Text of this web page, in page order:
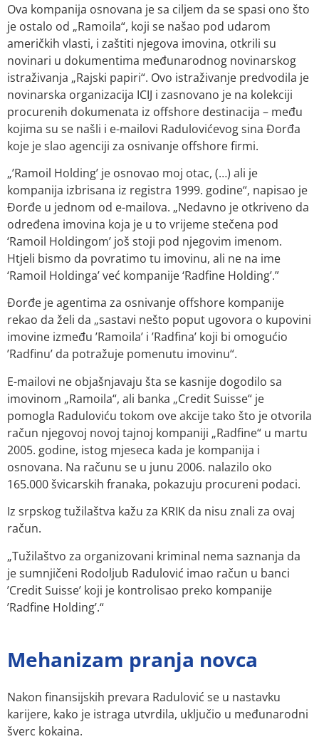
Ova kompanija osnovana je sa ciljem da se spasi ono što
je ostalo od „Ramoila“, koji se našao pod udarom
američkih vlasti, i zaštiti njegova imovina, otkrili su
novinari u dokumentima međunarodnog novinarskog
istraživanja „Rajski papiri“. Ovo istraživanje predvodila je
novinarska organizacija ICIJ i zasnovano je na kolekciji
procurenih dokumenata iz offshore destinacija – među
kojima su se našli i e-mailovi Radulovićevog sina Đorđa
koje je slao agenciji za osnivanje offshore firmi.
„’Ramoil Holding’ je osnovao moj otac, (…) ali je
kompanija izbrisana iz registra 1999. godine“, napisao je
Đorđe u jednom od e-mailova. „Nedavno je otkriveno da
određena imovina koja je u to vrijeme stečena pod
‘Ramoil Holdingom’ još stoji pod njegovim imenom.
Htjeli bismo da povratimo tu imovinu, ali ne na ime
‘Ramoil Holdinga’ već kompanije ‘Radfine Holding’.”
Đorđe je agentima za osnivanje offshore kompanije
rekao da želi da „sastavi nešto poput ugovora o kupovini
imovine između ’Ramoila’ i ’Radfina’ koji bi omogućio
’Radfinu’ da potražuje pomenutu imovinu“.
E-mailovi ne objašnjavaju šta se kasnije dogodilo sa
imovinom „Ramoila“, ali banka „Credit Suisse“ je
pomogla Raduloviću tokom ove akcije tako što je otvorila
račun njegovoj novoj tajnoj kompaniji „Radfine“ u martu
2005. godine, istog mjeseca kada je kompanija i
osnovana. Na računu se u junu 2006. nalazilo oko
165.000 švicarskih franaka, pokazuju procureni podaci.
Iz srpskog tužilaštva kažu za KRIK da nisu znali za ovaj
račun.
„Tužilaštvo za organizovani kriminal nema saznanja da
je sumnjičeni Rodoljub Radulović imao račun u banci
’Credit Suisse’ koji je kontrolisao preko kompanije
’Radfine Holding’.“
Mehanizam pranja novca
Nakon finansijskih prevara Radulović se u nastavku
karijere, kako je istraga utvrdila, uključio u međunarodni
šverc kokaina.